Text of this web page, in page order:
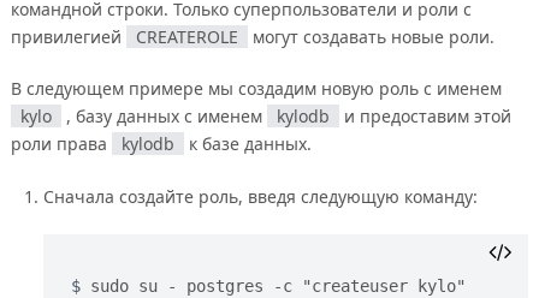
командной строки. Только суперпользователи и роли с
привилегией
CREATEROLE могут создавать новые роли.
В следующем примере мы создадим новую роль с именем
kylo
, базу данных с именем kylodb
и предоставим этой
роли права
kylodb к базе данных.
Сначала создайте роль, введя следующую команду:
sudo su - postgres -c "createuser kylo"